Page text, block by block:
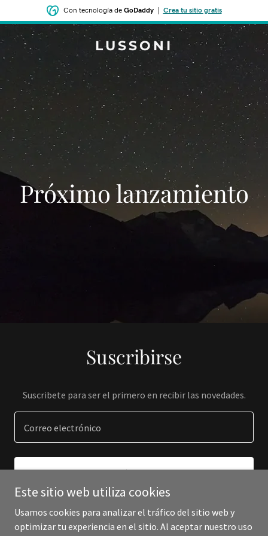
Con tecnología de GoDaddy| Crea tu sitio gratis
LUSSONI
‌‌Próximo lanzamiento
Suscribirse
Suscribete para ser el primero en recibir las novedades.
Correo electrónico
Este sitio web utiliza cookies
Usamos cookies para analizar el tráfico del sitio web y
optimizar tu experiencia en el sitio. Al aceptar nuestro uso